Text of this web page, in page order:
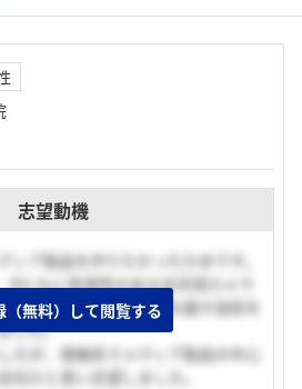
志望動機
ィア製品を作りたかったためです。
Bともに有用性のある全天球カメラ
電ゴムなど他社と一線を画す技術を
した。
たが、情報系でメディア製品の中心
社だと思い志望しました。
（無料）して閲覧する